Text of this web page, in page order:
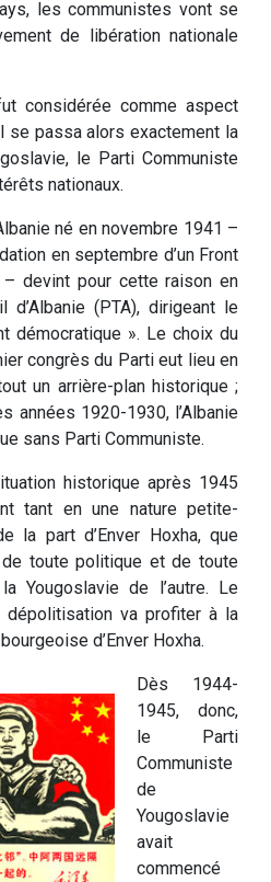
les communistes vont se
de libération nationale
considérée comme aspect
se passa alors exactement la
le Parti Communiste
nationaux.
né en novembre 1941 –
en septembre d’un Front
devint pour cette raison en
(PTA), dirigeant le
démocratique ». Le choix du
congrès du Parti eut lieu en
un arrière-plan historique ;
années 1920-1930, l’Albanie
sans Parti Communiste.
historique après 1945
tant en une nature petite-
la part d’Enver Hoxha, que
de toute politique et de toute
Yougoslavie de l’autre. Le
va profiter à la
d’Enver Hoxha.
Dès 1944-
1945, donc,
le Parti
Communiste
de
Yougoslavie
avait
commencé